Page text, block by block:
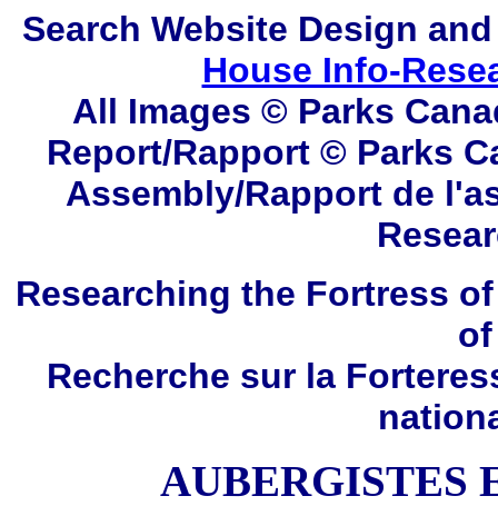
Search Website Design
House Info-
All Images © Parks
Report/Rapport © Parks
Assembly/Rapport de
Researching the Fortress
Recherche sur la
AUBERGISTES